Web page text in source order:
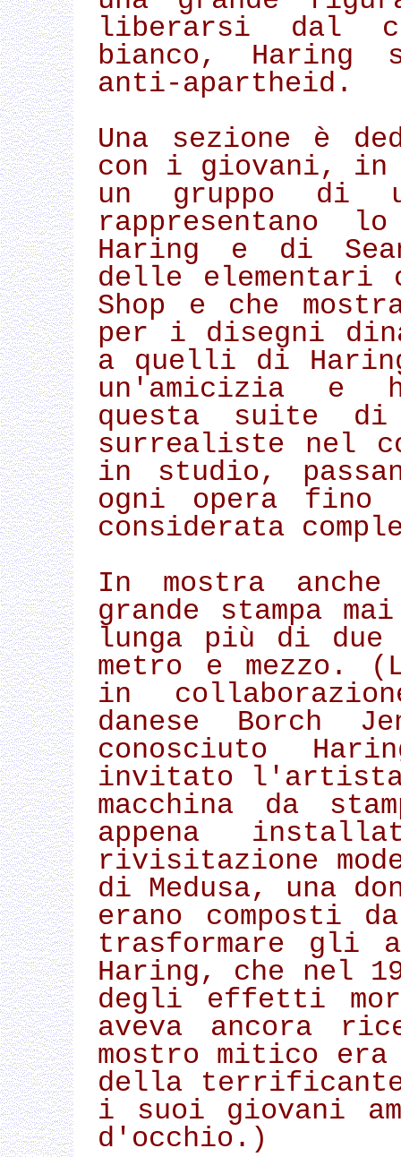
liberarsi dal
bianco, Haring
anti-apartheid.
Una sezione è
con i giovani, in
un gruppo di
rappresentano
Haring e di
delle elementari
Shop e che
per i disegni
a quelli di
un'amicizia e
questa suite di
surrealiste nel
in studio,
ogni opera fino
considerata
In mostra
grande stampa
lunga più di
metro e mezzo.
in
danese Borch
conosciuto
invitato l'artista
macchina da
appena
rivisitazione
di Medusa, una
erano composti
trasformare gli
Haring, che nel
degli effetti
aveva ancora
mostro mitico era
della terrificante
i suoi giovani
d'occhio.)